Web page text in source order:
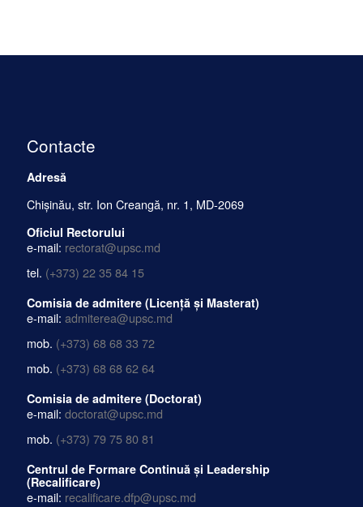
Contacte
Adresă
Chișinău, str. Ion Creangă, nr. 1, MD-2069
Oficiul Rectorului
e-mail: rectorat@upsc.md
tel. (+373) 22 35 84 15
Comisia de admitere (Licență și Masterat)
e-mail: admiterea@upsc.md
mob. (+373) 68 68 33 72
mob. (+373) 68 68 62 64
Comisia de admitere (Doctorat)
e-mail: doctorat@upsc.md
mob. (+373) 79 75 80 81
Centrul de Formare Continuă și Leadership
(Recalificare)
e-mail: recalificare.dfp@upsc.md